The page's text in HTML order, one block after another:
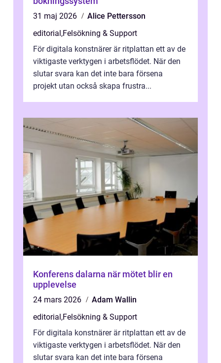
31 maj 2026
Alice Pettersson
editorial,Felsökning & Support
För digitala konstnärer är ritplattan ett av de
viktigaste verktygen i arbetsflödet. När den
slutar svara kan det inte bara försena
projekt utan också skapa frustra...
Konferens dalarna när mötet blir en
upplevelse
24 mars 2026
Adam Wallin
editorial,Felsökning & Support
För digitala konstnärer är ritplattan ett av de
viktigaste verktygen i arbetsflödet. När den
slutar svara kan det inte bara försena